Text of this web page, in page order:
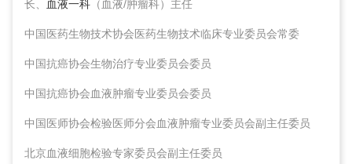
长、
血液一科 （血液/肿瘤科）主任
中国医药生物技术协会医药生物技术临床专业委员会常委
中国抗癌协会生物治疗专业委员会委员
中国抗癌协会血液肿瘤专业委员会委员
中国医师协会检验医师分会血液肿瘤专业委员会副主任委员
北京血液细胞检验专家委员会副主任委员